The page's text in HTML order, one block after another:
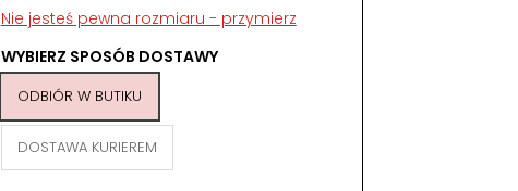
Nie jesteś pewna rozmiaru - przymierz
WYBIERZ SPOSÓB DOSTAWY
ODBIÓR W BUTIKU
DOSTAWA KURIEREM